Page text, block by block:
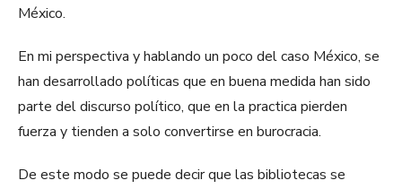
México.
En mi perspectiva y hablando un poco del caso México, se
han desarrollado políticas que en buena medida han sido
parte del discurso político, que en la practica pierden
fuerza y tienden a solo convertirse en burocracia.
De este modo se puede decir que las bibliotecas se